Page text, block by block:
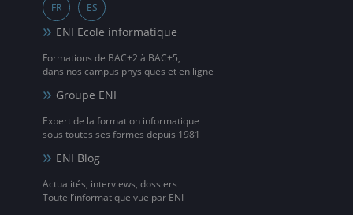
FR ES
ENI Ecole informatique
Formations de BAC+2 à BAC+5,
dans nos campus physiques et en ligne
Groupe ENI
Expert de la formation informatique
sous toutes ses formes depuis 1981
ENI Blog
Actualités, interviews, dossiers…
Toute l’informatique vue par ENI